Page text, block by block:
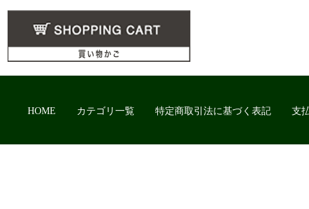
HOME カテゴリ一覧 特定商取引法に基づく表記 支